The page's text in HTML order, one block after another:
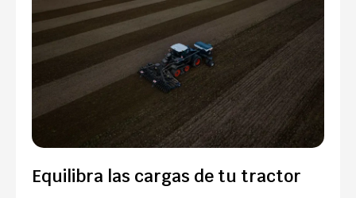
Equilibra las cargas de tu tractor